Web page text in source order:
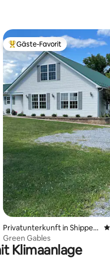
Bewertung: 4,91 von 5,
Beliebter Gäste-Favorit.
Gäste-Favorit
Privatunterkunft in Shippen
sburg
Green Gables
Klimaanlage